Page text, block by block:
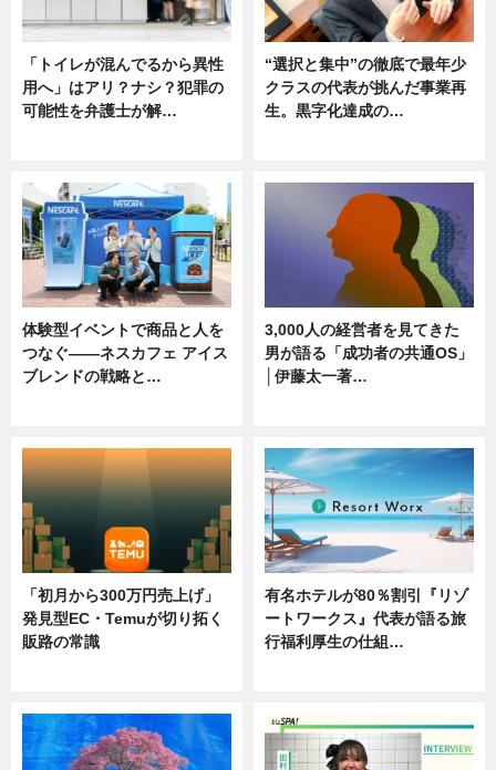
「トイレが混んでるから異性
用へ」はアリ？ナシ？犯罪の
可能性を弁護士が解…
“選択と集中”の徹底で最年少
クラスの代表が挑んだ事業再
生。黒字化達成の…
体験型イベントで商品と人を
つなぐ――ネスカフェ アイス
ブレンドの戦略と…
3,000人の経営者を見てきた
男が語る「成功者の共通OS」
│伊藤太一著…
「初月から300万円売上げ」
発見型EC・Temuが切り拓く
販路の常識
有名ホテルが80％割引『リゾ
ートワークス』代表が語る旅
行福利厚生の仕組…